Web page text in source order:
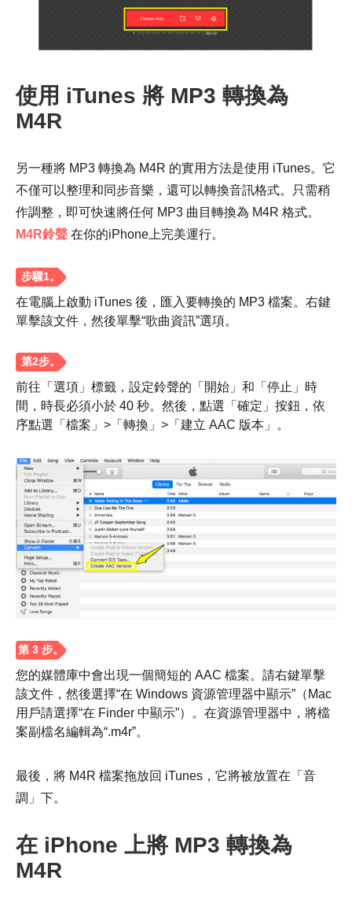
步驟1。
第2步。
使用 iTunes 將 MP3 轉換為
M4R
另一種將 MP3 轉換為 M4R 的實用方法是使用 iTunes。它
不僅可以整理和同步音樂，還可以轉換音訊格式。只需稍
作調整，即可快速將任何 MP3 曲目轉換為 M4R 格式。
M4R鈴聲 在你的iPhone上完美運行。
在電腦上啟動 iTunes 後，匯入要轉換的 MP3 檔案。右鍵
單擊該文件，然後單擊“歌曲資訊”選項。
前往「選項」標籤，設定鈴聲的「開始」和「停止」時
間，時長必須小於 40 秒。然後，點選「確定」按鈕，依
序點選「檔案」>「轉換」>「建立 AAC 版本」。
您的媒體庫中會出現一個簡短的 AAC 檔案。請右鍵單擊
該文件，然後選擇“在 Windows 資源管理器中顯示”（Mac
用戶請選擇“在 Finder 中顯示”）。在資源管理器中，將檔
案副檔名編輯為“.m4r”。
最後，將 M4R 檔案拖放回 iTunes，它將被放置在「音
調」下。
在 iPhone 上將 MP3 轉換為
M4R